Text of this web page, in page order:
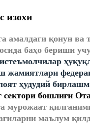
изохи
амалдаги қонун ва
баҳо бериши
жамиятлари
ҳудудий
бошлиғи
мурожаат
маълум